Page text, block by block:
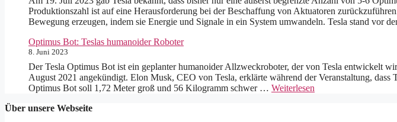
Produktionszahl ist auf eine Herausforderung bei der Beschaffung von Aktuatoren
Bewegung erzeugen, indem sie Energie und Signale in ein System umwandeln. Tesla stand vor
Optimus Bot: Teslas humanoider Roboter
8. Juni 2023
Der Tesla Optimus Bot ist ein geplanter humanoider Allzweckroboter, der von Tesla entwickelt
August 2021 angekündigt. Elon Musk, CEO von Tesla, erklärte während der Veranstaltung, dass
Optimus Bot soll 1,72 Meter groß und 56 Kilogramm schwer … Weiterlesen
Über unsere Webseite